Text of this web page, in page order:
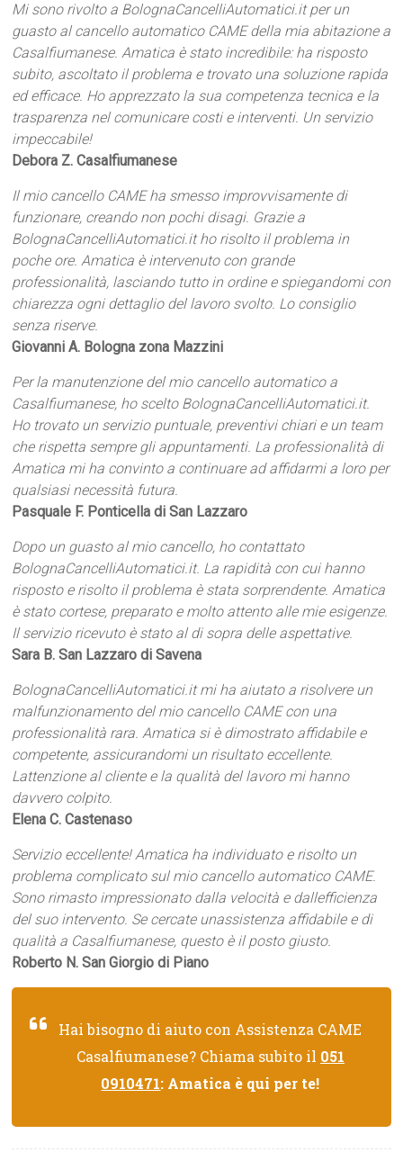
Mi sono rivolto a BolognaCancelliAutomatici.it per un
guasto al cancello automatico CAME della mia abitazione a
Casalfiumanese. Amatica è stato incredibile: ha risposto
subito, ascoltato il problema e trovato una soluzione rapida
ed efficace. Ho apprezzato la sua competenza tecnica e la
trasparenza nel comunicare costi e interventi. Un servizio
impeccabile!
Debora Z. Casalfiumanese
Il mio cancello CAME ha smesso improvvisamente di
funzionare, creando non pochi disagi. Grazie a
BolognaCancelliAutomatici.it ho risolto il problema in
poche ore. Amatica è intervenuto con grande
professionalità, lasciando tutto in ordine e spiegandomi con
chiarezza ogni dettaglio del lavoro svolto. Lo consiglio
senza riserve.
Giovanni A. Bologna zona Mazzini
Per la manutenzione del mio cancello automatico a
Casalfiumanese, ho scelto BolognaCancelliAutomatici.it.
Ho trovato un servizio puntuale, preventivi chiari e un team
che rispetta sempre gli appuntamenti. La professionalità di
Amatica mi ha convinto a continuare ad affidarmi a loro per
qualsiasi necessità futura.
Pasquale F. Ponticella di San Lazzaro
Dopo un guasto al mio cancello, ho contattato
BolognaCancelliAutomatici.it. La rapidità con cui hanno
risposto e risolto il problema è stata sorprendente. Amatica
è stato cortese, preparato e molto attento alle mie esigenze.
Il servizio ricevuto è stato al di sopra delle aspettative.
Sara B. San Lazzaro di Savena
BolognaCancelliAutomatici.it mi ha aiutato a risolvere un
malfunzionamento del mio cancello CAME con una
professionalità rara. Amatica si è dimostrato affidabile e
competente, assicurandomi un risultato eccellente.
Lattenzione al cliente e la qualità del lavoro mi hanno
davvero colpito.
Elena C. Castenaso
Servizio eccellente! Amatica ha individuato e risolto un
problema complicato sul mio cancello automatico CAME.
Sono rimasto impressionato dalla velocità e dallefficienza
del suo intervento. Se cercate unassistenza affidabile e di
qualità a Casalfiumanese, questo è il posto giusto.
Roberto N. San Giorgio di Piano
Hai bisogno di aiuto con Assistenza CAME
Casalfiumanese? Chiama subito il 051
0910471: Amatica è qui per te!